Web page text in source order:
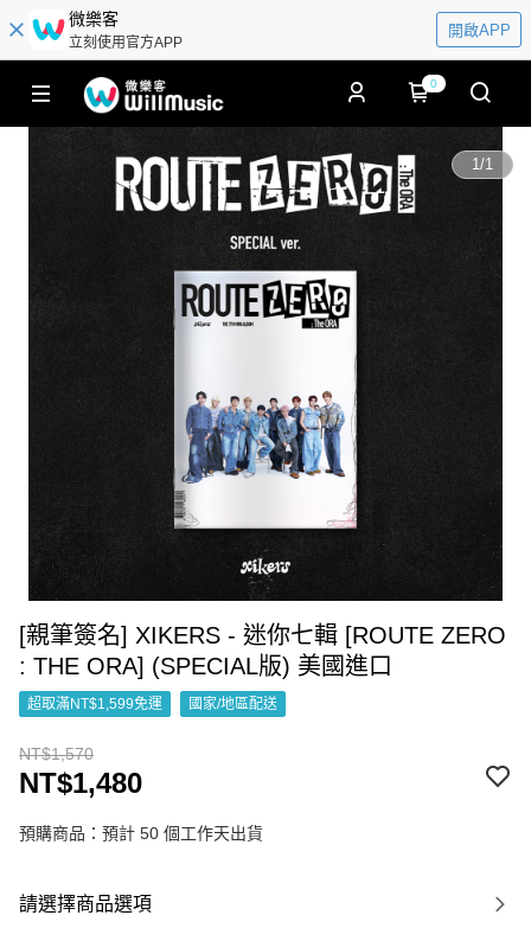
微樂客
立刻使用官方APP
開啟APP
0
1/1
[親筆簽名] XIKERS - 迷你七輯 [ROUTE ZERO
: THE ORA] (SPECIAL版) 美國進口
超取滿NT$1,599免運 國家/地區配送
NT$1,570
NT$1,480
預購商品：預計 50 個工作天出貨
請選擇商品選項